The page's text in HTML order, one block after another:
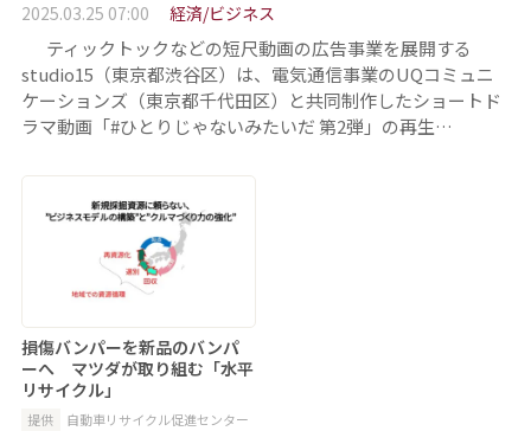
2025.03.25 07:00 経済/ビジネス
ティックトックなどの短尺動画の広告事業を展開する
studio15（東京都渋谷区）は、電気通信事業のUQコミュニ
ケーションズ（東京都千代田区）と共同制作したショートド
ラマ動画「#ひとりじゃないみたいだ 第2弾」の再生…
損傷バンパーを新品のバンパ
ーへ マツダが取り組む「水平
リサイクル」
提供 自動車リサイクル促進センター